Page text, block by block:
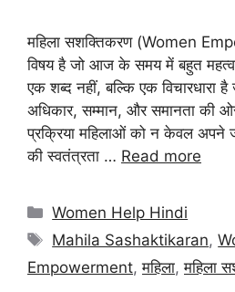
महिला सशक्तिकरण (Women
विषय है जो आज के समय में बहुत
एक शब्द नहीं, बल्कि एक विचारधारा
अधिकार, सम्मान, और समानता की
प्रक्रिया महिलाओं को न केवल अपने
की स्वतंत्रता … Read more
Categories
Women Help Hindi
Tags
Mahila Sashaktikaran,
Empowerment,महिला,महिला